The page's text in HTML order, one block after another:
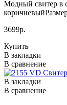
Модный свитер в
3699р.
Купить
В закладки
В сравнение
В закладки
В сравнение